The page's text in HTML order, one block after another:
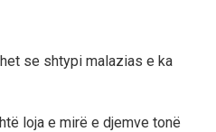
se shtypi malazias e ka
loja e mirë e djemve tonë